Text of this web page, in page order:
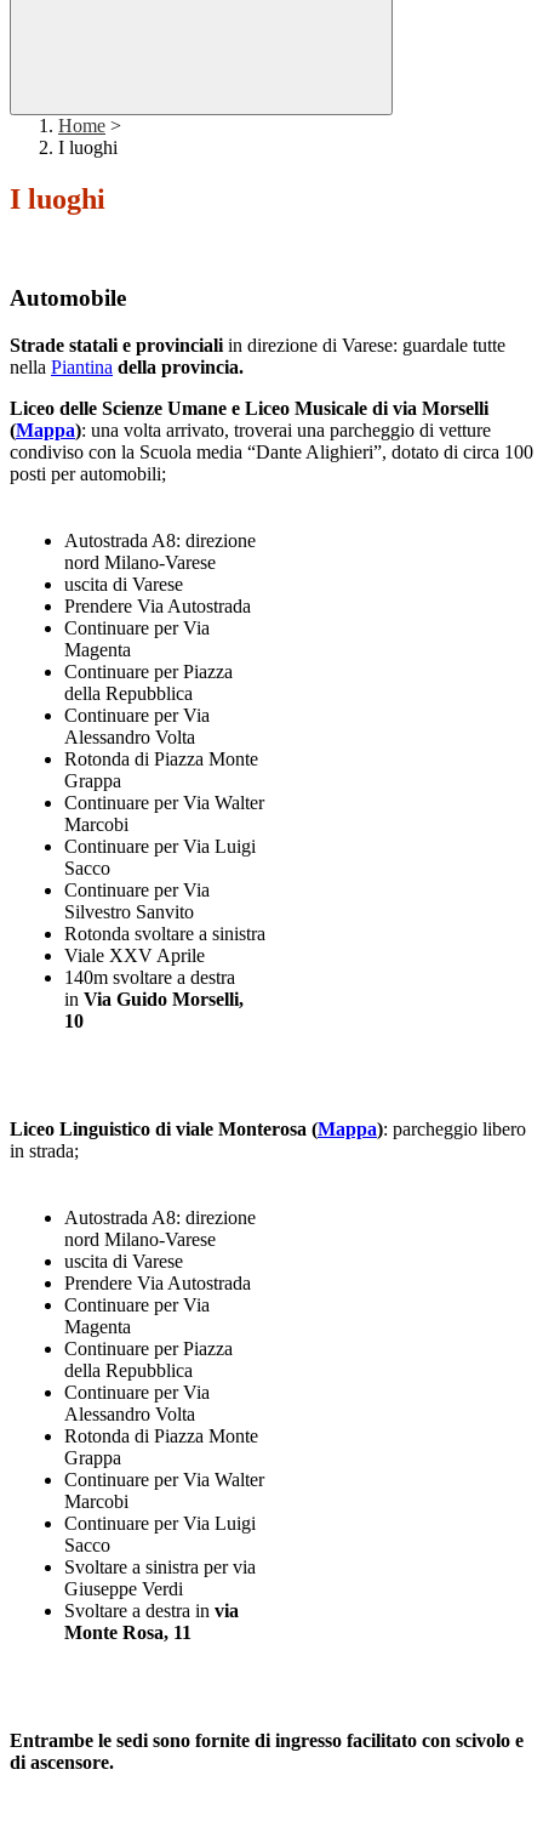
Home >
I luoghi
I luoghi
Automobile
Strade statali e provinciali in direzione di Varese: guardale tutte
nella Piantina della provincia.
Liceo delle Scienze Umane e Liceo Musicale di via Morselli
(Mappa): una volta arrivato, troverai una parcheggio di vetture
condiviso con la Scuola media “Dante Alighieri”, dotato di circa 100
posti per automobili;
Autostrada A8: direzione
nord Milano-Varese
uscita di Varese
Prendere Via Autostrada
Continuare per Via
Magenta
Continuare per Piazza
della Repubblica
Continuare per Via
Alessandro Volta
Rotonda di Piazza Monte
Grappa
Continuare per Via Walter
Marcobi
Continuare per Via Luigi
Sacco
Continuare per Via
Silvestro Sanvito
Rotonda svoltare a sinistra
Viale XXV Aprile
140m svoltare a destra
in Via Guido Morselli,
10
Liceo Linguistico di viale Monterosa (Mappa): parcheggio libero
in strada;
Autostrada A8: direzione
nord Milano-Varese
uscita di Varese
Prendere Via Autostrada
Continuare per Via
Magenta
Continuare per Piazza
della Repubblica
Continuare per Via
Alessandro Volta
Rotonda di Piazza Monte
Grappa
Continuare per Via Walter
Marcobi
Continuare per Via Luigi
Sacco
Svoltare a sinistra per via
Giuseppe Verdi
Svoltare a destra in via
Monte Rosa, 11
Entrambe le sedi sono fornite di ingresso facilitato con scivolo e
di ascensore.